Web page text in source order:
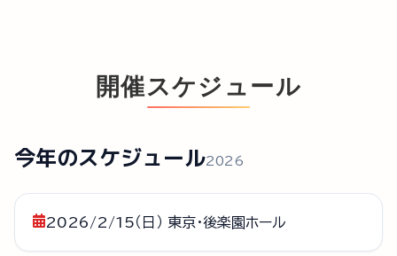
開催スケジュール
今年のスケジュール2026
2026/2/15（日） 東京・後楽園ホール